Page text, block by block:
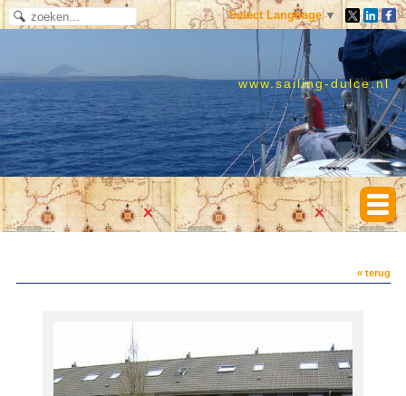
Select Language ▼
www.sailing-dulce.nl
« terug